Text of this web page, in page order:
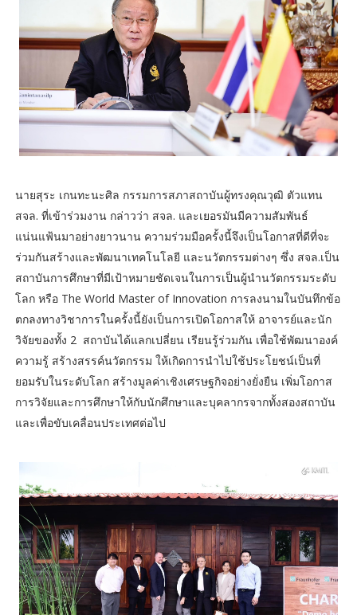
นายสุระ เกนทะนะศิล กรรมการสภาสถาบันผู้ทรงคุณวุฒิ ตัวแทน
สจล. ที่เข้าร่วมงาน กล่าวว่า สจล. และเยอรมันมีความสัมพันธ์
แน่นแฟ้นมาอย่างยาวนาน ความร่วมมือครั้งนี้จึงเป็นโอกาสที่ดีที่จะ
ร่วมกันสร้างและพัฒนาเทคโนโลยี และนวัตกรรมต่างๆ ซึ่ง สจล.เป็น
สถาบันการศึกษาที่มีเป้าหมายชัดเจนในการเป็นผู้นำนวัตกรรมระดับ
โลก หรือ The World Master of Innovation การลงนามในบันทึกข้อ
ตกลงทางวิชาการในครั้งนี้ยังเป็นการเปิดโอกาสให้ อาจารย์และนัก
วิจัยของทั้ง 2 สถาบันได้แลกเปลี่ยน เรียนรู้ร่วมกัน เพื่อใช้พัฒนาองค์
ความรู้ สร้างสรรค์นวัตกรรม ให้เกิดการนำไปใช้ประโยชน์เป็นที่
ยอมรับในระดับโลก สร้างมูลค่าเชิงเศรษฐกิจอย่างยั่งยืน เพิ่มโอกาส
การวิจัยและการศึกษาให้กับนักศึกษาและบุคลากรจากทั้งสองสถาบัน
และเพื่อขับเคลื่อนประเทศต่อไป